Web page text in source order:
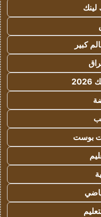
لينك
كبير
بوست